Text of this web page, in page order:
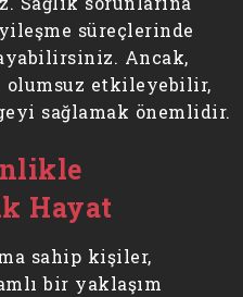
süreçlerinde
Ancak,
olumsuz etkileyebilir,
sağlamak önemlidir.
Hayat
sahip kişiler,
bir yaklaşım